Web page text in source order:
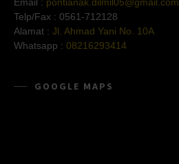
Email : pontianak.dilmil05@gmail.com
Telp/Fax : 0561-712128
Alamat : Jl. Ahmad Yani No. 10A
Whatsapp : 08216293414
GOOGLE MAPS